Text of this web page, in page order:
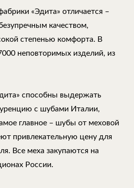
«Эдита» отличается –
качеством,
степенью комфорта. В
неповторимых изделий, из
способны выдержать
с шубами Италии,
главное – шубы от меховой
привлекательную цену для
Все меха закупаются на
России.